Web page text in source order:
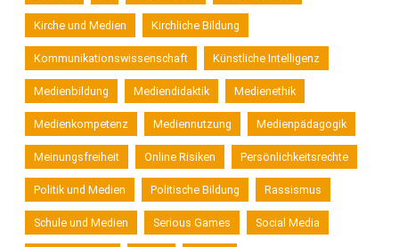
Kirche und Medien Kirchliche Bildung
Kommunikationswissenschaft Künstliche Intelligenz
Medienbildung Mediendidaktik Medienethik
Medienkompetenz Mediennutzung Medienpädagogik
Meinungsfreiheit Online Risiken Persönlichkeitsrechte
Politik und Medien Politische Bildung Rassismus
Schule und Medien Serious Games Social Media